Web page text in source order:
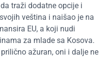
traži dodatne opcije i
veština i naišao je na
EU, a koji nudi
za mlade sa Kosova.
ažuran, oni i dalje ne